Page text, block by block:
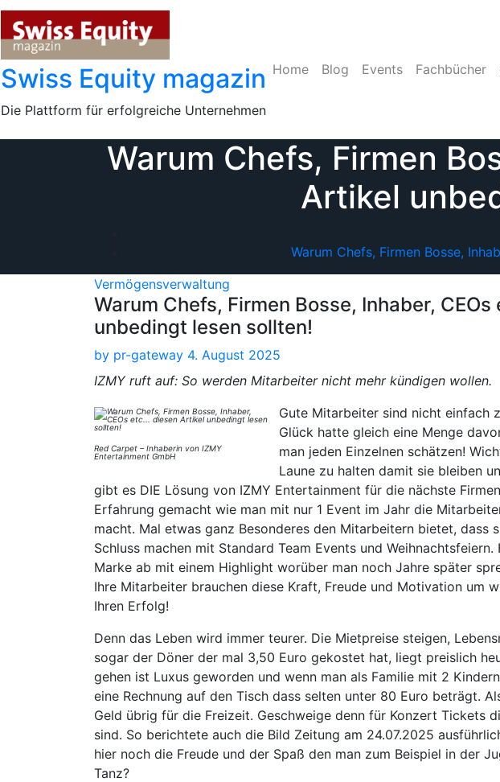
Skip
content
Swiss Equity magazin
Die Plattform für erfolgreiche Unternehmen
Home Blog Events Fachbücher
Warum Chefs, Firmen
Artikel
Warum Chefs, Firmen Bosse,
Vermögensverwaltung
Warum Chefs, Firmen Bosse, Inhaber,
unbedingt lesen sollten!
by pr-gateway 4. August 2025
IZMY ruft auf: So werden Mitarbeiter nicht mehr kündigen wollen.
Red Carpet – Inhaberin von IZMY
Entertainment GmbH
Gute Mitarbeiter sind nicht einfach
Glück hatte gleich eine Menge
man jeden Einzelnen schätzen!
Laune zu halten damit sie bleiben
gibt es DIE Lösung von IZMY Entertainment für die nächste
Erfahrung gemacht wie man mit nur 1 Event im Jahr die
macht. Mal etwas ganz Besonderes den Mitarbeitern bietet, dass
Schluss machen mit Standard Team Events und
Marke ab mit einem Highlight worüber man noch Jahre später
Ihre Mitarbeiter brauchen diese Kraft, Freude und Motivation um
Ihren Erfolg!
Denn das Leben wird immer teurer. Die Mietpreise steigen,
sogar der Döner der mal 3,50 Euro gekostet hat, liegt preislich
gehen ist Luxus geworden und wenn man als Familie mit 2
eine Rechnung auf den Tisch dass selten unter 80 Euro beträgt.
Geld übrig für die Freizeit. Geschweige denn für Konzert Tickets
sind. So berichtete auch die Bild Zeitung am 24.07.2025
hier noch die Freude und der Spaß den man zum Beispiel in der
Tanz?